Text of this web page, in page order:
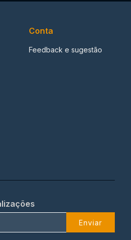
Conta
Feedback e sugestão
Enviar